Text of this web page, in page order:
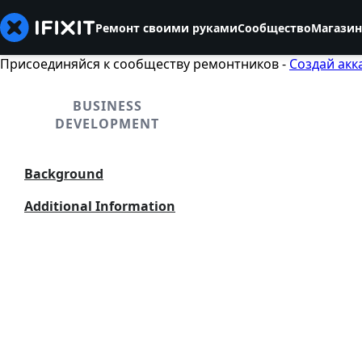
Ремонт своими рукамиСообществоМагазин
Присоединяйся к сообществу ремонтников - Создай
BUSINESS
DEVELOPMENT
Background
Additional Information